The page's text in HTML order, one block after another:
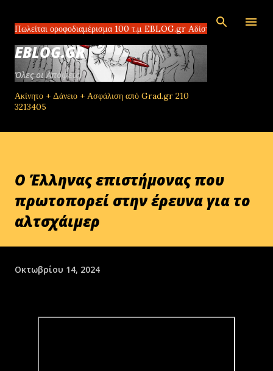
100 τ.μ EBLOG.gr Αδίστακτοι διακινητές στο
EBLOG.GR
Όλες οι Απόψεις!
Ακίνητο + Δάνειο + Ασφάλιση από Grad.gr 210
3213405
Ο Έλληνας επιστήμονας που
πρωτοπορεί στην έρευνα για το
αλτσχάιμερ
Οκτωβρίου 14, 2024